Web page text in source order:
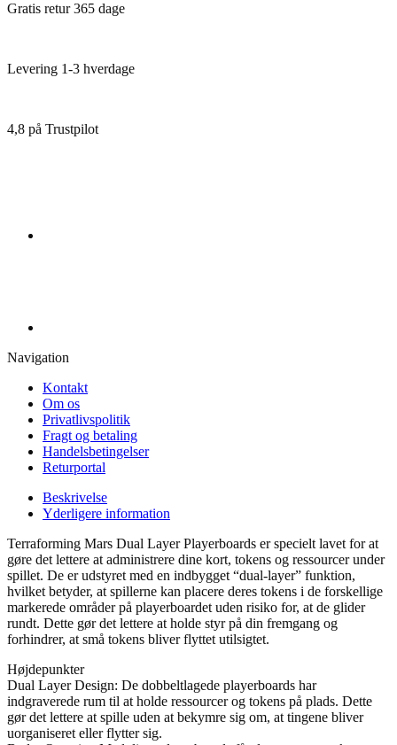
Gratis retur 365 dage
Levering 1-3 hverdage
4,8 på Trustpilot
Navigation
Kontakt
Om os
Privatlivspolitik
Fragt og betaling
Handelsbetingelser
Returportal
Beskrivelse
Yderligere information
Terraforming Mars Dual Layer Playerboards er specielt lavet for at
gøre det lettere at administrere dine kort, tokens og ressourcer under
spillet. De er udstyret med en indbygget “dual-layer” funktion,
hvilket betyder, at spillerne kan placere deres tokens i de forskellige
markerede områder på playerboardet uden risiko for, at de glider
rundt. Dette gør det lettere at holde styr på din fremgang og
forhindrer, at små tokens bliver flyttet utilsigtet.
Højdepunkter
Dual Layer Design: De dobbeltlagede playerboards har
indgraverede rum til at holde ressourcer og tokens på plads. Dette
gør det lettere at spille uden at bekymre sig om, at tingene bliver
uorganiseret eller flytter sig.